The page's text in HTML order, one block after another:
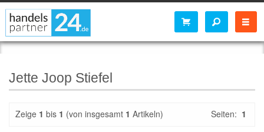
Jette Joop Stiefel
Zeige 1 bis 1 (von insgesamt 1 Artikeln) Seiten: 1